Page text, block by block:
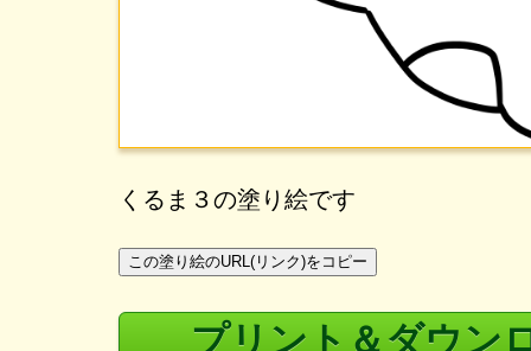
くるま３の塗り絵です
この塗り絵のURL(リンク)をコピー
プリント＆ダウン